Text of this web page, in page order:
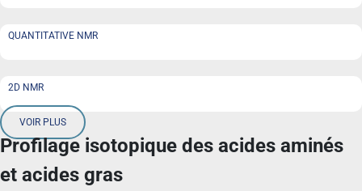
QUANTITATIVE NMR
2D NMR
VOIR PLUS
Profilage isotopique des acides aminés
et acides gras